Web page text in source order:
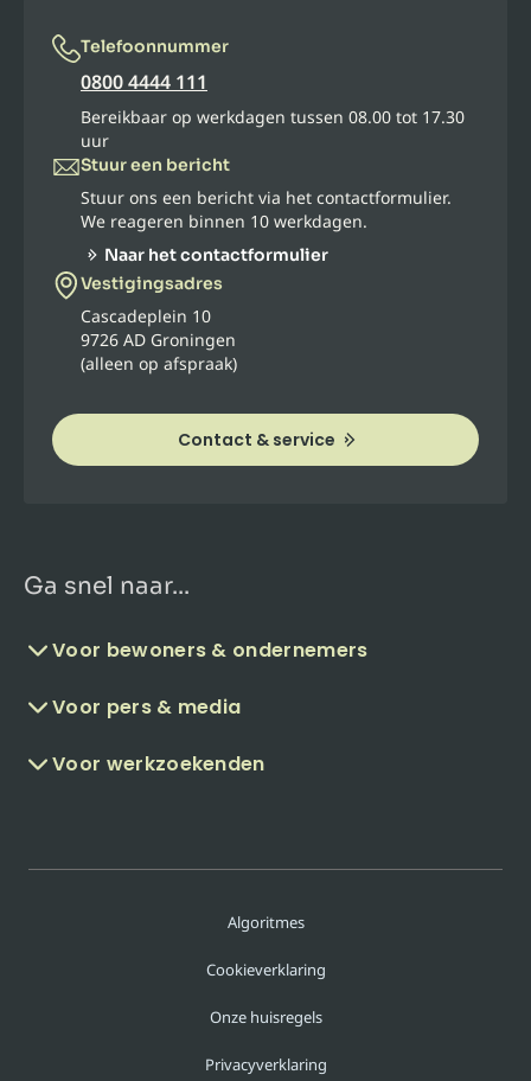
Telefoonnummer
0800 4444 111
Bereikbaar op werkdagen tussen 08.00 tot 17.30
uur
Stuur een bericht
Stuur ons een bericht via het contactformulier.
We reageren binnen 10 werkdagen.
Naar het contactformulier
Vestigingsadres
Cascadeplein 10
9726 AD Groningen
(alleen op afspraak)
Contact & service
Ga snel naar...
Voor bewoners & ondernemers
Voor pers & media
Voor werkzoekenden
Algoritmes
Cookieverklaring
Onze huisregels
Privacyverklaring